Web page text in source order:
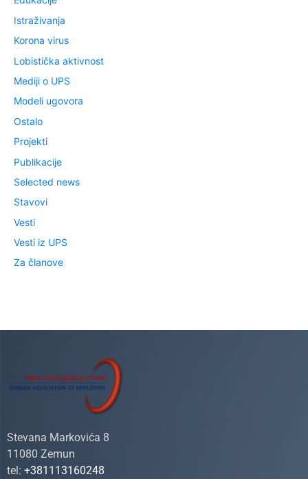
Istraživanja
Korona virus
Lobistička aktivnost
Mediji o UPS
Modeli ugovora
Ostalo
Projekti
Publikacije
Selected news
Stavovi
Vesti
Vesti iz UPS
Za članove
Stevana Markovića 8
11080 Zemun
tel: +381113160248